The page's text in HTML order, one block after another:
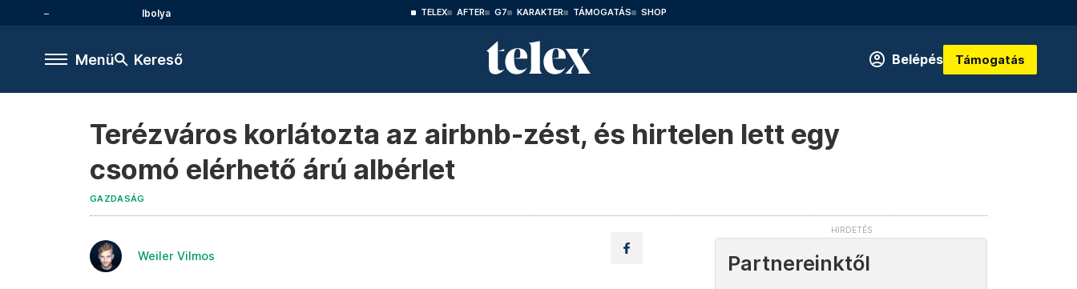
Ibolya TELEX AFTER G7 KARAKTER TÁMOGATÁS SHOP
Menü Kereső Belépés Támogatás
Terézváros korlátozta az airbnb-zést, és hirtelen lett egy
csomó elérhető árú albérlet
GAZDASÁG
Weiler Vilmos Partnereinktől